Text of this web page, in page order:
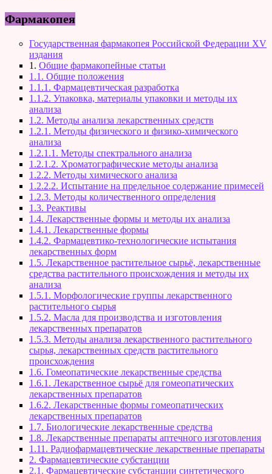
Фармакопея
Государственная фармакопея Российской Федерации XV
издания
1. Общие фармакопейные статьи
1.1. Общие положения
1.1.1. Фармацевтическая разработка
1.1.2. Упаковка, материалы упаковки и методы их
анализа
1.2. Методы анализа лекарственных средств
1.2.1. Методы физического и физико-химического
анализа
1.2.1.1. Методы спектрального анализа
1.2.1.2. Хроматографические методы анализа
1.2.2. Методы химического анализа
1.2.2.2. Испытание на предельное содержание примесей
1.2.3. Методы количественного определения
1.3. Реактивы
1.4. Лекарственные формы и методы их анализа
1.4.1. Лекарственные формы
1.4.2. Фармацевтико-технологические испытания
лекарственных форм
1.5. Лекарственное растительное сырьё, лекарственные
средства растительного происхождения и методы их
анализа
1.5.1. Морфологические группы лекарственного
растительного сырья
1.5.2. Масла для производства и изготовления
лекарственных препаратов
1.5.3. Методы анализа лекарственного растительного
сырья, лекарственных средств растительного
происхождения
1.6. Гомеопатические лекарственные средства
1.6.1. Лекарственное сырьё для гомеопатических
лекарственных препаратов
1.6.2. Лекарственные формы гомеопатических
лекарственных препаратов
1.7. Биологические лекарственные средства
1.8. Лекарственные препараты аптечного изготовления
1.11. Радиофармацевтические лекарственные препараты
2. Фармацевтические субстанции
2.1. Фармацевтические субстанции синтетического